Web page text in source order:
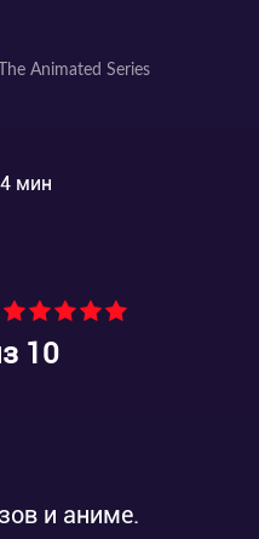
Animated Series
мин
10
и аниме.